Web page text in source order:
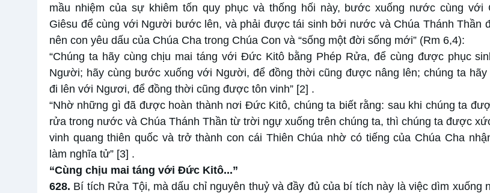
mầu nhiệm của sự khiêm tốn quy phục và thống hối này, bước xuống nước cùng với
Giêsu để cùng với Người bước lên, và phải được tái sinh bởi nước và Chúa Thánh Thần
nên con yêu dấu của Chúa Cha trong Chúa Con và “sống một đời sống mới” (Rm 6,4):
“Chúng ta hãy cùng chịu mai táng với Đức Kitô bằng Phép Rửa, để cùng được phục
Người; hãy cùng bước xuống với Người, để đồng thời cũng được nâng lên; chúng ta hãy
đi lên với Ngươi, để đồng thời cũng được tôn vinh” [2] .
“Nhờ những gì đã được hoàn thành nơi Đức Kitô, chúng ta biết rằng: sau khi chúng ta
rửa trong nước và Chúa Thánh Thần từ trời ngự xuống trên chúng ta, thì chúng ta được
vinh quang thiên quốc và trở thành con cái Thiên Chúa nhờ có tiếng của Chúa Cha
làm nghĩa tử” [3] .
“Cùng chịu mai táng với Đức Kitô...”
628. Bí tích Rửa Tội, mà dấu chỉ nguyên thuỷ và đầy đủ của bí tích này là việc dìm xuống